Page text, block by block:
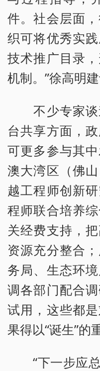
件。社会层面
织可将优秀实
技术推广目录
机制。”徐高明建
不少专家谈
台共享方面，
可更多参与其
澳大湾区（佛
越工程师创新
程师联合培养
关经费支持，
资源充分整合
务局、生态环
调各部门配合
试用，这些都
果得以“诞生”的
“下一步应总